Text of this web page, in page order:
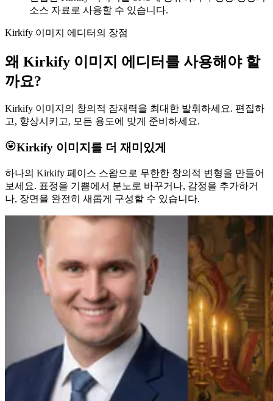
소스 자료로 사용할 수 있습니다.
Kirkify 이미지 에디터의 장점
왜 Kirkify 이미지 에디터를 사용해야 할
까요?
Kirkify 이미지의 창의적 잠재력을 최대한 발휘하세요. 편집하
고, 향상시키고, 모든 용도에 맞게 준비하세요.
Kirkify 이미지를 더 재미있게
하나의 Kirkify 페이스 스왑으로 무한한 창의적 변형을 만들어
보세요. 표정을 기쁨에서 분노로 바꾸거나, 감정을 추가하거
나, 장면을 완전히 새롭게 구성할 수 있습니다.